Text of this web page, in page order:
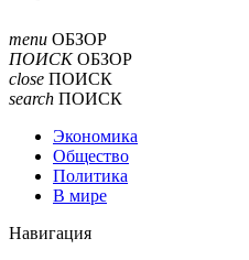
menu ОБЗОР
ПОИСК ОБЗОР
close ПОИСК
search ПОИСК
Экономика
Общество
Политика
В мире
Навигация